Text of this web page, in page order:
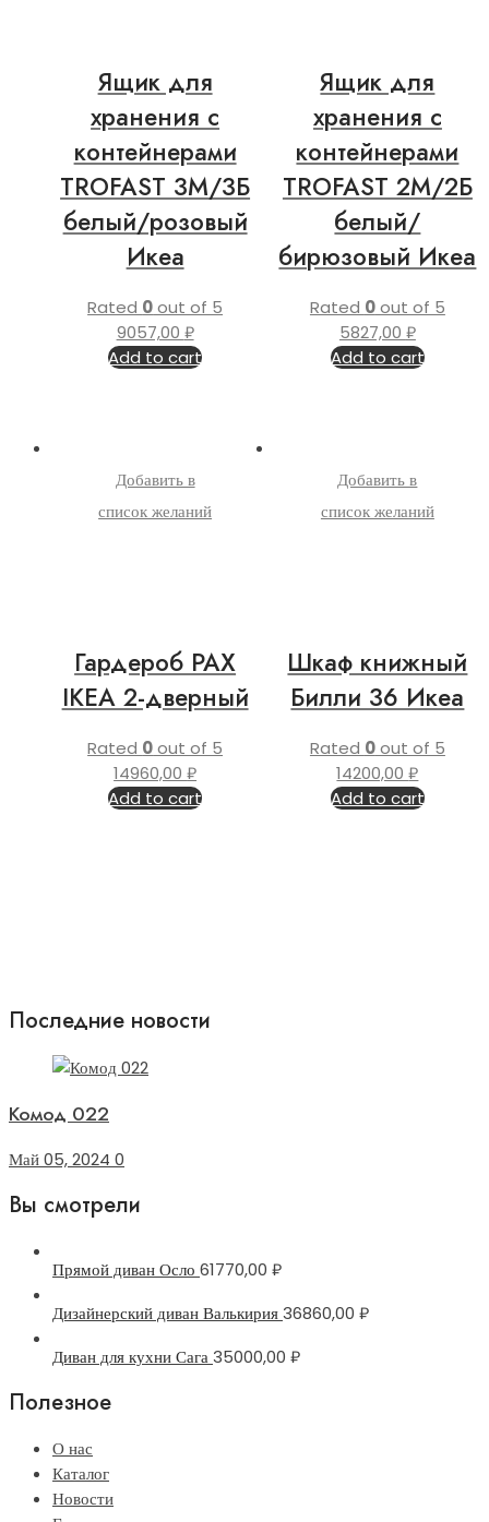
Ящик для
хранения с
контейнерами
TROFAST 3М/3Б
белый/розовый
Икеа
Rated 0out of 5
9057,00 ₽
Add to cart
Ящик для
хранения с
контейнерами
TROFAST 2М/2Б
белый/
бирюзовый Икеа
Rated 0out of 5
5827,00 ₽
Add to cart
Добавить в
список желаний
Гардероб PAX
IKEA 2-дверный
Rated 0out of 5
14960,00₽
Add to cart
Добавить в
список желаний
Шкаф книжный
Билли 36 Икеа
Rated 0out of 5
14200,00₽
Add to cart
Последние новости
Комод 022
Май 05, 2024 0
Вы смотрели
Прямой диван Осло 61770,00 ₽
Дизайнерский диван Валькирия36860,00 ₽
Диван для кухни Сага35000,00 ₽
Полезное
О нас
Каталог
Новости